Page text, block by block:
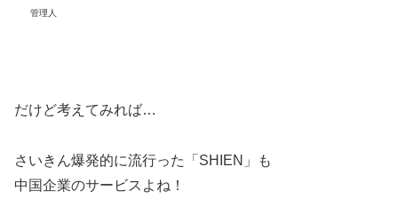
管理人
だけど考えてみれば…
さいきん爆発的に流行った「SHIEN」も
中国企業のサービスよね！